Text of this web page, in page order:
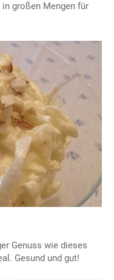
großen Mengen für
Genuss wie dieses
Gesund und gut!